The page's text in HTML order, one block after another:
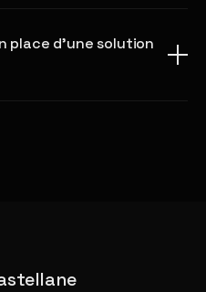
place d'une solution